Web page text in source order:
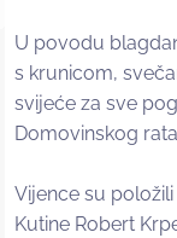
U povodu
s krunicom,
svijeće za sve
Domovinskog
Vijence su
Kutine Robert